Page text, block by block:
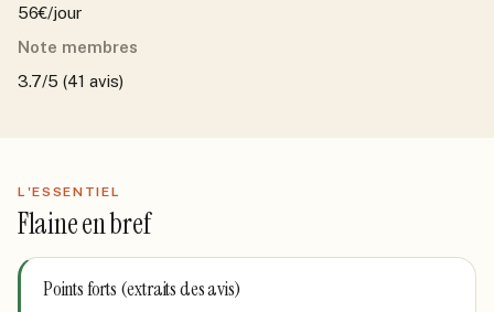
56€/jour
Note membres
3.7/5 (41 avis)
L'ESSENTIEL
Flaineen bref
Points forts (extraits des avis)